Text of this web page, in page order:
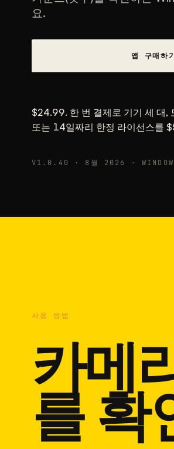
요.
앱 구매하
$24.99. 한 번 결제로 기기 세 대,
또는 14일짜리 한정 라이선스를
V1.0.40 · 8월 2026 ·
사용 방법
카메
를 확